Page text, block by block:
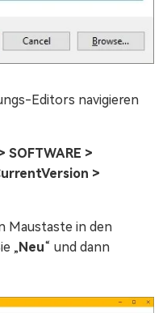
Editors navigieren
SOFTWARE >
>
Maustaste in den
„ Neu“ und dann